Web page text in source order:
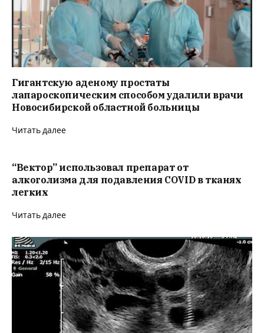
Гигантскую аденому простаты
лапароскопическим способом удалили врачи
Новосибирской областной больницы
Читать далее
“Вектор” использовал препарат от
алкоголизма для подавления COVID в тканях
легких
Читать далее